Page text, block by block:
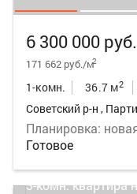
6 300 000 руб.
171 662 руб./м2
1-комн. 36.7 м2
Советский р-н ,
Планировка:
Готовое